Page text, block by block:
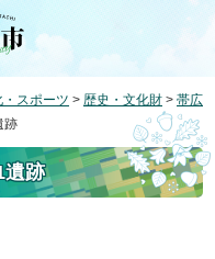
スポーツ > 歴史・文化財 > 帯広
跡
跡